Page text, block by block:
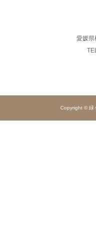
愛媛県
Copyright © 緑